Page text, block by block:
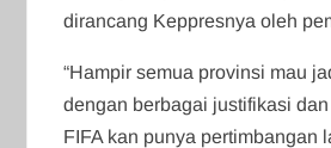
dirancang Keppresnya oleh
“Hampir semua provinsi mau
dengan berbagai justifikasi
FIFA kan punya pertimbangan